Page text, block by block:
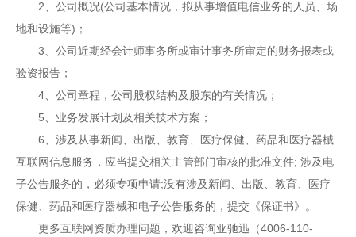
2、公司概况(公司基本情况，拟从事增值电信业务的人员、场
地和设施等)；
3、公司近期经会计师事务所或审计事务所审定的财务报表或
验资报告；
4、公司章程，公司股权结构及股东的有关情况；
5、业务发展计划及相关技术方案；
6、涉及从事新闻、出版、教育、医疗保健、药品和医疗器械
互联网信息服务，应当提交相关主管部门审核的批准文件; 涉及电
子公告服务的，必须专项申请;没有涉及新闻、出版、教育、医疗
保健、药品和医疗器械和电子公告服务的，提交《保证书》。
更多互联网资质办理问题，欢迎咨询亚驰迅（4006-110-